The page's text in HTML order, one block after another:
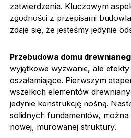
zatwierdzenia. Kluczowym
zgodności z przepisami
zdaje się, że jesteśmy jedynie
Przebudowa domu
wyjątkowe wyzwanie, ale
oszałamiające. Pierwszym
wszelkich elementów
jedynie konstrukcję nośną.
solidnych fundamentów,
nowej, murowanej struktury.